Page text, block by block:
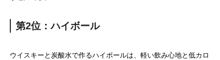
第2位：ハイボール
ウイスキーと炭酸水で作るハイボールは、軽い飲み心地と低カロ